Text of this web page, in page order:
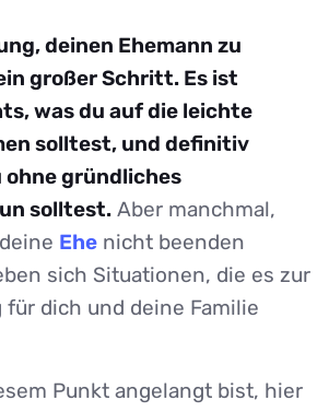
deinen Ehemann zu
großer Schritt. Es ist
was du auf die leichte
solltest, und definitiv
ohne gründliches
solltest. Aber manchmal,
Ehe nicht beenden
sich Situationen, die es zur
dich und deine Familie
Punkt angelangt bist, hier